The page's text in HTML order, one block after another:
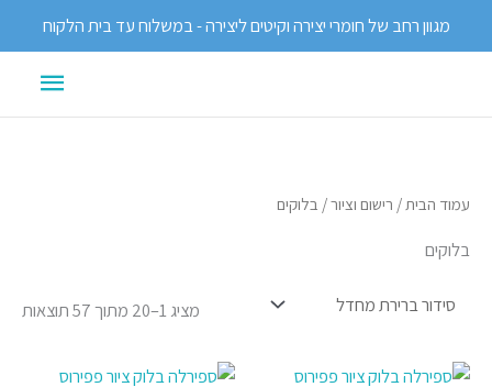
מגוון רחב של חומרי יצירה וקיטים ליצירה - במשלוח עד בית הלקוח
עמוד הבית/ רישום וציור/ בלוקים
בלוקים
מציג 1–20 מתוך 57 תוצאות